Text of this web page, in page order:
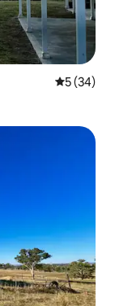
평점 5점(5
5 (34)